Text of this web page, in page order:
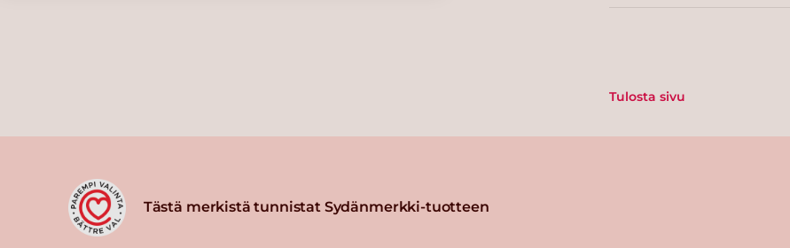
Tulosta sivu
Tästä merkistä tunnistat Sydänmerkki-tuotteen